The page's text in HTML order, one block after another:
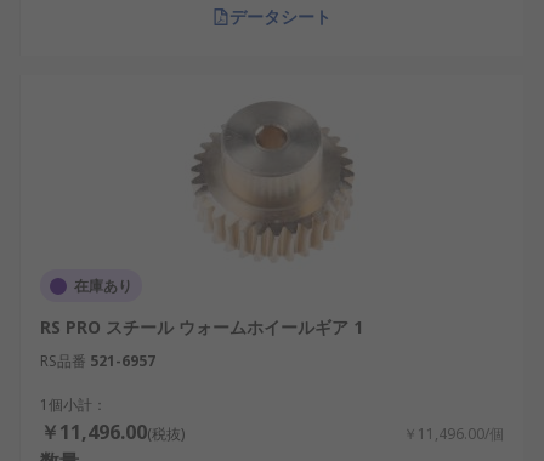
データシート
在庫あり
RS PRO スチール ウォームホイールギア 1
RS品番 521-6957
1個小計：
￥11,496.00(税抜) ￥11,496.00/個